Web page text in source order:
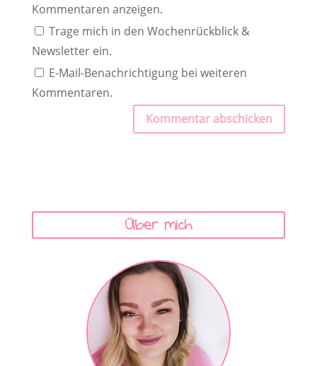
Kommentaren anzeigen.
Trage mich in den Wochenrückblick &
Newsletter ein.
E-Mail-Benachrichtigung bei weiteren
Kommentaren.
Kommentar abschicken
Über mich